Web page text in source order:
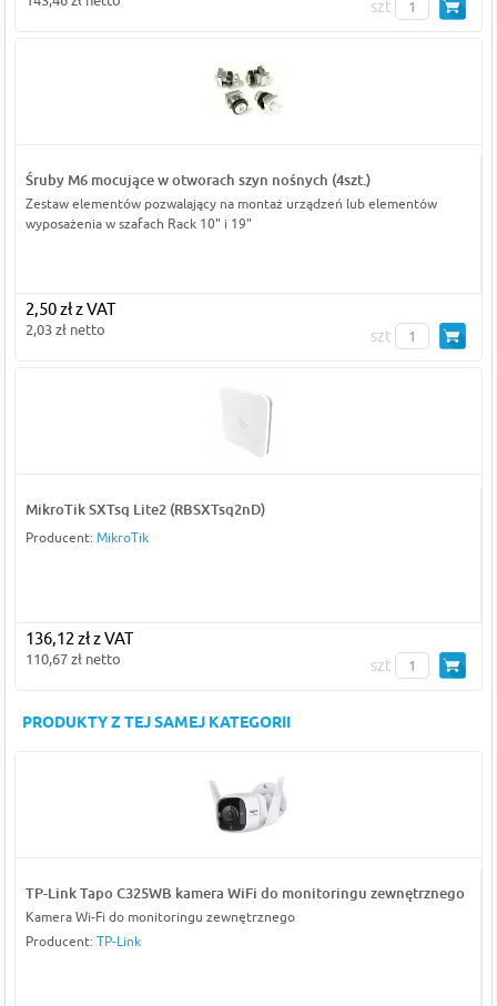
szt
Śruby M6 mocujące w otworach szyn nośnych (4szt.)
Zestaw elementów pozwalający na montaż urządzeń lub elementów
wyposażenia w szafach Rack 10" i 19"
2,50 zł z VAT
2,03 zł netto szt
MikroTik SXTsq Lite2 (RBSXTsq2nD)
Producent: MikroTik
136,12 zł z VAT
110,67 zł netto szt
PRODUKTY Z TEJ SAMEJ KATEGORII
TP-Link Tapo C325WB kamera WiFi do monitoringu zewnętrznego
Kamera Wi-Fi do monitoringu zewnętrznego
Producent: TP-Link